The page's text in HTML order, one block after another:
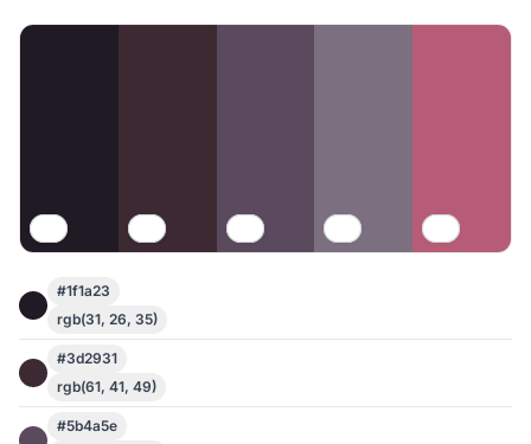
#1f1a23
rgb(31, 26, 35)
#3d2931
rgb(61, 41, 49)
#5b4a5e